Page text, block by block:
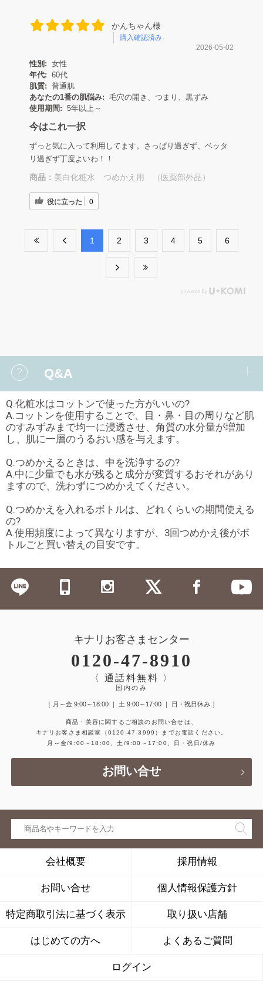
かんちゃん様
購入確認済み
2026-05-02
性別: 女性
年代: 60代
肌質: 普通肌
あなたの1番の肌悩み: 毛穴の開き、つまり、黒ずみ
使用期間: 5年以上～
今はこれ一択
ずっと気に入って利用してます。さっぱり過ぎず、ベッタ
リ過ぎず丁度よいわ！！
商品： 美白化粧水 つめかえ用 （医薬部外品）
役に立った 0
​1 ​2 ​3 ​4 ​5 ​6
Q&A
Q.化粧水はコットンで使った方がいいの?
A.コットンを使用することで、目・鼻・目の周りなど肌
のすみずみまで均一に浸透させ、角質の水分量が増加
し、肌に一層のうるおい感を与えます。
Q.つめかえるときは、中を洗浄するの?
A.中に少量でも水が残ると成分が変質するおそれがあり
ますので、洗わずにつめかえてください。
Q.つめかえを入れるボトルは、どれくらいの期間使える
の?
A.使用頻度によって異なりますが、3回つめかえ後がボ
トルごと買い替えの目安です。
キナリお客さまセンター
0120-47-8910
〈 通話料無料 〉
国内のみ
［ 月～金 9:00～18:00 ｜ 土 9:00～17:00 ｜ 日・祝日休み ］
商品・美容に関するご相談のお問い合せは、
キナリお客さま相談室
（0120-47-3999）
までお電話ください。
月～金/9:00～18:00、土/9:00～17:00、日・祝日/休み
お問い合せ
会社概要 採用情報
お問い合せ 個人情報保護方針
特定商取引法に基づく表示 取り扱い店舗
はじめての方へ よくあるご質問
ログイン